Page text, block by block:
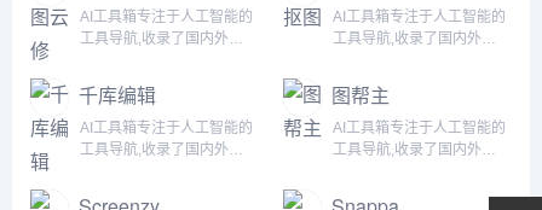
AI工具箱专注于人工智能的
工具导航,收录了国内外
供丰富的AI资源。帮助您加
入人工智能浪潮，自动化高
效完成任务！...
AI工具箱专注于人工智能的
工具导航,收录了国内外
供丰富的AI资源。帮助您加
入人工智能浪潮，自动化高
效完成任务！...
千库编辑
AI工具箱专注于人工智能的
工具导航,收录了国内外
图帮主
AI工具箱专注于人工智能的
工具导航,收录了国内外
供丰富的AI资源。帮助您加